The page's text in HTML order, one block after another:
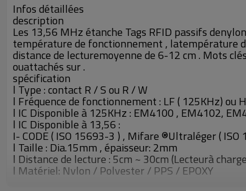
Infos détaillées
description
Les 13,56 MHz étanche Tags RFID passifs
température de fonctionnement , latempérature
distance de lecturemoyenne de 6-12 cm . Mots
ouattachés sur .
spécification
l Type : contact R / S ou R / W
l Fréquence de fonctionnement : LF ( 125KHz) ou
l IC Disponible à 125KHz : EM4100 , EM4102,
l IC Disponible à 13,56 :
I- CODE ( ISO 15693-3 ) , Mifare ®Ultraléger (
l Taille : Dia.15mm , épaisseur: 2mm
l Distance de lecture : 5cm ~ 30cm (Lecteurà
l Matériel: Nylon / Polyester / PPS / EPOXY
l simultanée d'identification de mots clés:Jusqu'à